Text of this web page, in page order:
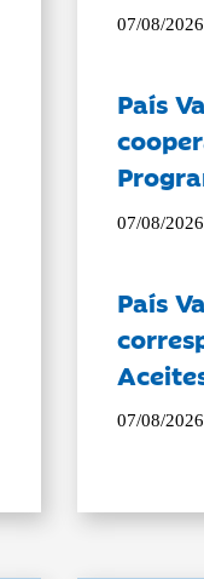
07/08/2026
País
07/08/2026
País
07/08/2026